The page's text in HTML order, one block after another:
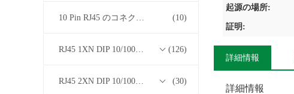
10 Pin RJ45 のコネクター (10)
RJ45 1XN DIP 10/100/1000Mベース-T トランスフォーマーシリーズ (126)
RJ45 2XN DIP 10/100/1000Mベース-T トランスフォーマーシリーズ (30)
起源の場所:
証明:
詳細情報
詳細情報